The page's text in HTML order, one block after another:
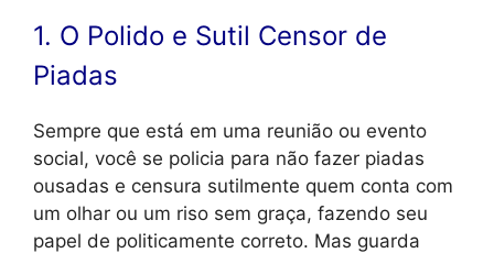
1. O Polido e Sutil Censor de
Piadas
Sempre que está em uma reunião ou evento
social, você se policia para não fazer piadas
ousadas e censura sutilmente quem conta com
um olhar ou um riso sem graça, fazendo seu
papel de politicamente correto. Mas guarda